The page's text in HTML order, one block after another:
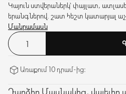
Կայուն ստվերաներկ՝ փայլատ,
երանգներով. շատ հեշտ կատարյալ
Մանրամասն
Առաքում 10 դրամ-ից։
Դարձիր Մասնակից, վայելիր